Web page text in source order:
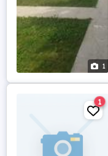
1
1